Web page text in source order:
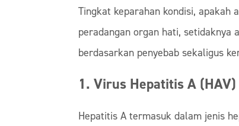
Tingkat keparahan kondisi, apakah
peradangan organ hati, setidaknya
berdasarkan penyebab sekaligus
1. Virus Hepatitis A (HAV)
Hepatitis A termasuk dalam jenis